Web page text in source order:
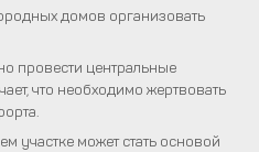
домов организовать
провести центральные
что необходимо жертвовать
участке может стать основой